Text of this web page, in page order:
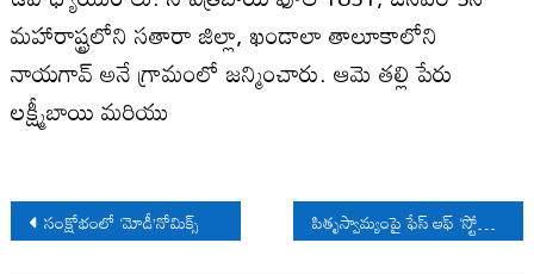
మహారాష్ట్రలోని సతారా జిల్లా, ఖండాలా తాలూకాలోని
నాయగావ్ అనే గ్రామంలో జన్మించారు. ఆమె తల్లి పేరు
లక్ష్మీబాయి మరియు
Post
navigation
సంక్షోభంలో ‘మోడీ’నోమిక్స్ పితృస్వామ్యంపై ఫేస్ ఆఫ్ ‘స్టోమా’